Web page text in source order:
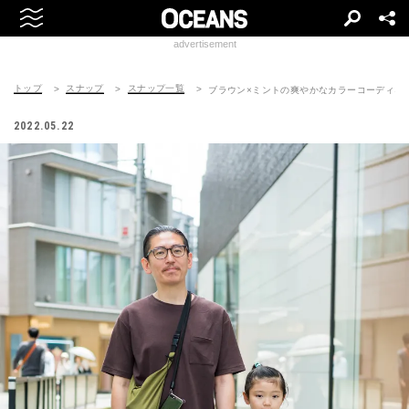
advertisement
トップ スナップ スナップ一覧 ブラウン×ミントの爽やかなカラーコーディネ
2022.05.22